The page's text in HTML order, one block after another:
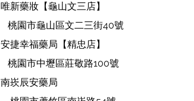
唯新藥妝 【龜山文三店】
桃園市龜山區文二三街40號
安捷幸福藥局【精忠店】
桃園市中壢區莊敬路100號
南崁辰安藥局